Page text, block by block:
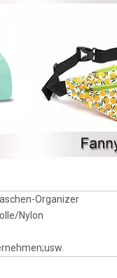
Organizer
Nylon